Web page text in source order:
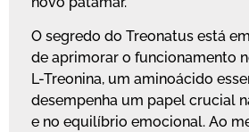
O segredo do Treonatus está
de aprimorar o funcionamento
L-Treonina, um aminoácido
desempenha um papel crucial
e no equilíbrio emocional. Ao